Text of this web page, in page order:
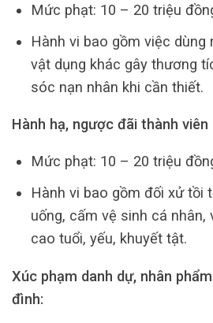
Mức phạt: 10 – 20 triệu
Hành vi bao gồm việc dùng
vật dụng khác gây thương
sóc nạn nhân khi cần thiết.
Hành hạ, ngược đãi thành viên
Mức phạt: 10 – 20 triệu
Hành vi bao gồm đối xử tồi
uống, cấm vệ sinh cá nhân,
cao tuổi, yếu, khuyết tật.
Xúc phạm danh dự, nhân
đình: